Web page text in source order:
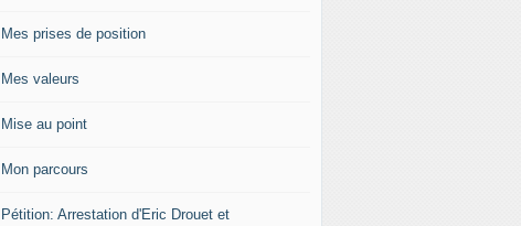
Mes prises de position
Mes valeurs
Mise au point
Mon parcours
Pétition: Arrestation d'Eric Drouet et